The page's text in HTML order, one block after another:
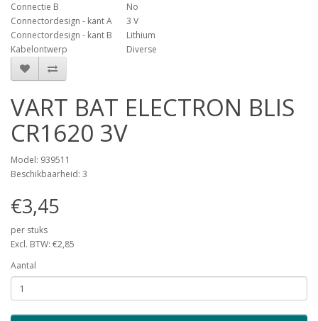
Connectie B
No
Connectordesign - kant A
3 V
Connectordesign - kant B
Lithium
Kabelontwerp
Diverse
VART BAT ELECTRON BLIS
CR1620 3V
Model: 939511
Beschikbaarheid: 3
€3,45
per stuks
Excl. BTW: €2,85
Aantal